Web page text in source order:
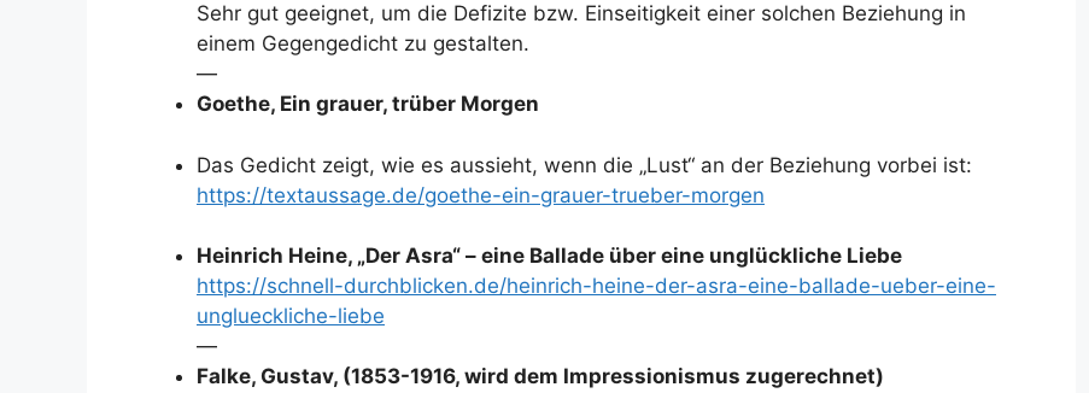
Sehr gut geeignet, um die Defizite bzw. Einseitigkeit einer solchen Beziehung in
einem Gegengedicht zu gestalten.
—
Goethe, Ein grauer, trüber Morgen
Das Gedicht zeigt, wie es aussieht, wenn die „Lust“ an der Beziehung vorbei ist:
https://textaussage.de/goethe-ein-grauer-trueber-morgen
Heinrich Heine, „Der Asra“ – eine Ballade über eine unglückliche Liebe
https://schnell-durchblicken.de/heinrich-heine-der-asra-eine-ballade-ueber-eine-
unglueckliche-liebe
—
Falke, Gustav, (1853-1916, wird dem Impressionismus zugerechnet)